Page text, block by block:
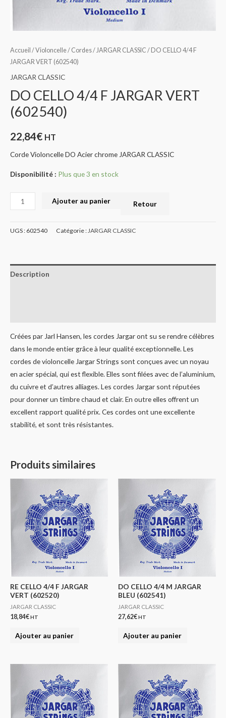
Accueil /Violoncelle/ Cordes/ JARGAR CLASSIC / DO CELLO 4/4 F
JARGAR VERT (602540)
JARGAR CLASSIC
DO CELLO 4/4 F JARGAR VERT
(602540)
22,84€ HT
Corde Violoncelle DO Acier chrome JARGAR CLASSIC
Disponibilité : Plus que 3 en stock
Ajouter au panier Retour
UGS : 602540 Catégorie :JARGAR CLASSIC
Description
Créées par Jarl Hansen, les cordes Jargar ont su se rendre célèbres
dans le monde entier grâce à leur qualité exceptionnelle. Les
cordes de violoncelle Jargar Strings sont conçues avec un noyau
en acier spécial, qui est flexible. Elles sont filées avec de l’aluminium,
du cuivre et d’autres alliages. Les cordes Jargar sont réputées
pour donner un timbre chaud et clair. En outre elles offrent un
excellent rapport qualité prix. Ces cordes ont une excellente
stabilité, et sont très résistantes.
Produits similaires
RE CELLO 4/4 F JARGAR
VERT (602520)
JARGAR CLASSIC
18,84€HT
Ajouter au panier
DO CELLO 4/4 M JARGAR
BLEU (602541)
JARGAR CLASSIC
27,62€HT
Ajouter au panier